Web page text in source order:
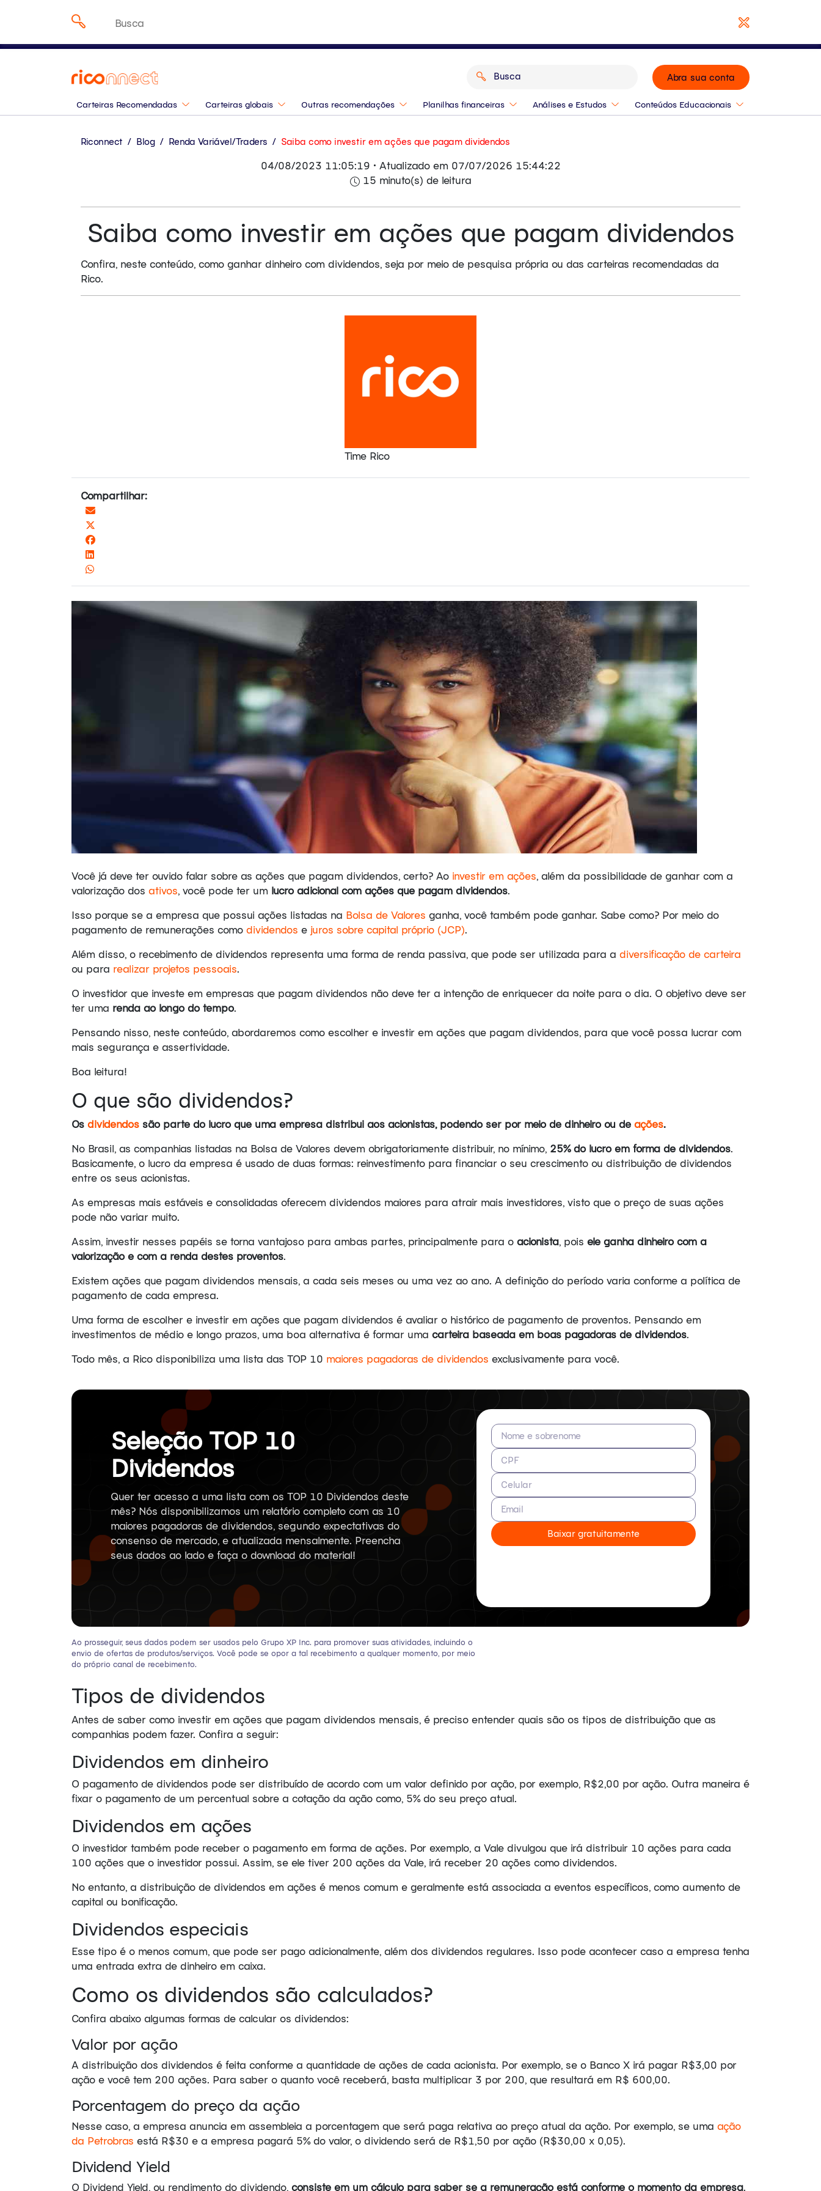
Pesquisar
Abra sua conta
Carteiras Recomendadas Carteiras globais Outras recomendações Planilhas financeiras Análises e Estudos Conteúdos Educacionais
Riconnect / Blog / Renda Variável/Traders / Saiba como investir em ações que pagam dividendos
04/08/2023 11:05:19 • Atualizado em 07/07/2026 15:44:22
15 minuto(s) de leitura
Saiba como investir em ações que pagam dividendos
Confira, neste conteúdo, como ganhar dinheiro com dividendos, seja por meio de pesquisa própria ou das carteiras recomendadas da
Rico.
Time Rico
Compartilhar:
Você já deve ter ouvido falar sobre as ações que pagam dividendos, certo? Ao investir em ações, além da possibilidade de ganhar com a
valorização dos ativos, você pode ter um lucro adicional com ações que pagam dividendos.
Isso porque se a empresa que possui ações listadas na Bolsa de Valores ganha, você também pode ganhar. Sabe como? Por meio do
pagamento de remunerações como dividendos e juros sobre capital próprio (JCP).
Além disso, o recebimento de dividendos representa uma forma de renda passiva, que pode ser utilizada para a diversificação de carteira
ou para realizar projetos pessoais.
O investidor que investe em empresas que pagam dividendos não deve ter a intenção de enriquecer da noite para o dia. O objetivo deve ser
ter uma renda ao longo do tempo.
Pensando nisso, neste conteúdo, abordaremos como escolher e investir em ações que pagam dividendos, para que você possa lucrar com
mais segurança e assertividade.
Boa leitura!
O que são dividendos?
Os dividendos são parte do lucro que uma empresa distribui aos acionistas, podendo ser por meio de dinheiro ou de ações.
No Brasil, as companhias listadas na Bolsa de Valores devem obrigatoriamente distribuir, no mínimo, 25% do lucro em forma de dividendos.
Basicamente, o lucro da empresa é usado de duas formas: reinvestimento para financiar o seu crescimento ou distribuição de dividendos
entre os seus acionistas.
As empresas mais estáveis e consolidadas oferecem dividendos maiores para atrair mais investidores, visto que o preço de suas ações
pode não variar muito.
Assim, investir nesses papéis se torna vantajoso para ambas partes, principalmente para o acionista, pois ele ganha dinheiro com a
valorização e com a renda destes proventos.
Existem ações que pagam dividendos mensais, a cada seis meses ou uma vez ao ano. A definição do período varia conforme a política de
pagamento de cada empresa.
Uma forma de escolher e investir em ações que pagam dividendos é avaliar o histórico de pagamento de proventos. Pensando em
investimentos de médio e longo prazos, uma boa alternativa é formar uma carteira baseada em boas pagadoras de dividendos.
Todo mês, a Rico disponibiliza uma lista das TOP 10 maiores pagadoras de dividendos exclusivamente para você.
Seleção TOP 10
Dividendos
Quer ter acesso a uma lista com os TOP 10 Dividendos deste
mês? Nós disponibilizamos um relatório completo com as 10
maiores pagadoras de dividendos, segundo expectativas do
consenso de mercado, e atualizada mensalmente. Preencha
seus dados ao lado e faça o download do material!
Nome e sobrenome
CPF
Celular
Email
Baixar gratuitamente
Ao prosseguir, seus dados podem ser usados pelo Grupo XP Inc. para promover suas atividades, incluindo o
envio de ofertas de produtos/serviços. Você pode se opor a tal recebimento a qualquer momento, por meio
do próprio canal de recebimento.
Tipos de dividendos
Antes de saber como investir em ações que pagam dividendos mensais, é preciso entender quais são os tipos de distribuição que as
companhias podem fazer. Confira a seguir:
Dividendos em dinheiro
O pagamento de dividendos pode ser distribuído de acordo com um valor definido por ação, por exemplo, R$2,00 por ação. Outra maneira é
fixar o pagamento de um percentual sobre a cotação da ação como, 5% do seu preço atual.
Dividendos em ações
O investidor também pode receber o pagamento em forma de ações. Por exemplo, a Vale divulgou que irá distribuir 10 ações para cada
100 ações que o investidor possui. Assim, se ele tiver 200 ações da Vale, irá receber 20 ações como dividendos.
No entanto, a distribuição de dividendos em ações é menos comum e geralmente está associada a eventos específicos, como aumento de
capital ou bonificação.
Dividendos especiais
Esse tipo é o menos comum, que pode ser pago adicionalmente, além dos dividendos regulares. Isso pode acontecer caso a empresa tenha
uma entrada extra de dinheiro em caixa.
Como os dividendos são calculados?
Confira abaixo algumas formas de calcular os dividendos:
Valor por ação
A distribuição dos dividendos é feita conforme a quantidade de ações de cada acionista. Por exemplo, se o Banco X irá pagar R$3,00 por
ação e você tem 200 ações. Para saber o quanto você receberá, basta multiplicar 3 por 200, que resultará em R$ 600,00.
Porcentagem do preço da ação
Nesse caso, a empresa anuncia em assembleia a porcentagem que será paga relativa ao preço atual da ação. Por exemplo, se uma ação
da Petrobras está R$30 e a empresa pagará 5% do valor, o dividendo será de R$1,50 por ação (R$30,00 x 0,05).
Dividend Yield
O Dividend Yield, ou rendimento do dividendo, consiste em um cálculo para saber se a remuneração está conforme o momento da empresa.